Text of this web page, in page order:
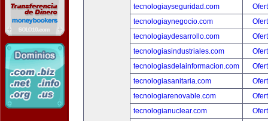
tecnologiayseguridad.com
tecnologiaynegocio.com
tecnologiaydesarrollo.com
tecnologiasindustriales.com
tecnologiasdelainformacion.com
tecnologiasanitaria.com
tecnologiarenovable.com
tecnologianuclear.com